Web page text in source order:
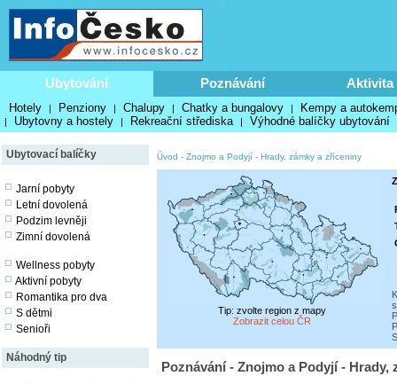
Ubytování Poznávání Aktivita
Hotely | Penziony | Chalupy | Chatky a bungalovy | Kempy a
| Ubytovny a hostely | Rekreační střediska | Výhodné balíčky ubytování
Ubytovací balíčky
Jarní pobyty
Letní dovolená
Podzim levněji
Zimní dovolená
Wellness pobyty
Aktivní pobyty
Romantika pro dva
S dětmi
Senioři
Náhodný tip
Úvod - Znojmo a Podyjí - Hrady, zámky a zříceniny
Tip: zvolte region z mapy
Zobrazit celou ČR
Poznávání - Znojmo a Podyjí - Hrady,